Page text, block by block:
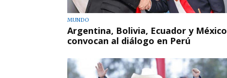
MUNDO
Argentina, Bolivia, Ecuador y México
convocan al diálogo en Perú